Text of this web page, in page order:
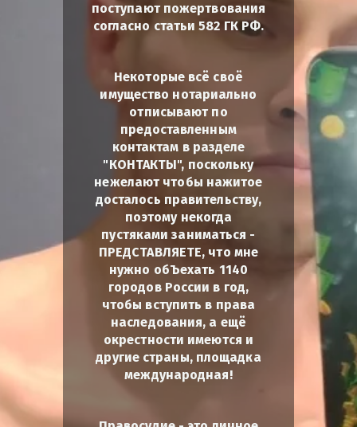
поступают пожертвования
согласно статьи 582 ГК РФ.
Некоторые всё своё
имущество нотариально
отписывают по
предоставленным
контактам в разделе
"КОНТАКТЫ", поскольку
нежелают чтобы нажитое
досталось правительству,
поэтому некогда
пустяками заниматься -
ПРЕДСТАВЛЯЕТЕ, что мне
нужно обЪехать 1140
городов России в год,
чтобы вступить в права
наследования, а ещё
окрестности имеются и
другие страны, площадка
международная!